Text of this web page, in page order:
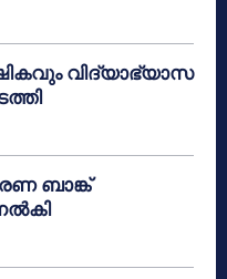
വിദ്യാഭ്യാസ
ബാങ്ക്